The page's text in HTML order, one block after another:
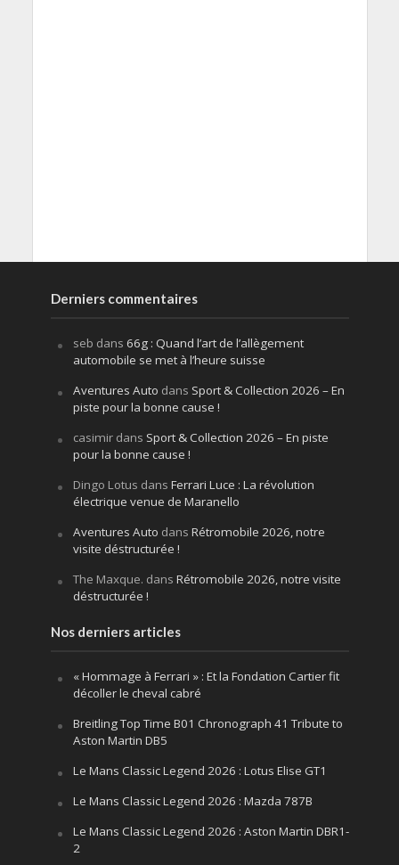
Derniers commentaires
seb dans 66g : Quand l’art de l’allègement
automobile se met à l’heure suisse
Aventures Auto dans Sport & Collection 2026 – En
piste pour la bonne cause !
casimirdans Sport & Collection 2026 – En piste
pour la bonne cause !
Dingo Lotus dans Ferrari Luce : La révolution
électrique venue de Maranello
Aventures Auto dans Rétromobile 2026, notre
visite déstructurée !
The Maxque. dans Rétromobile 2026, notre visite
déstructurée !
Nos derniers articles
« Hommage à Ferrari » : Et la Fondation Cartier fit
décoller le cheval cabré
Breitling Top Time B01 Chronograph 41 Tribute to
Aston Martin DB5
Le Mans Classic Legend 2026 : Lotus Elise GT1
Le Mans Classic Legend 2026 : Mazda 787B
Le Mans Classic Legend 2026 : Aston Martin DBR1-
2